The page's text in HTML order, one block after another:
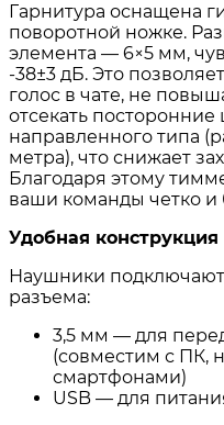
Гарнитура оснащена
поворотной ножке.
элемента — 6×5 мм,
-38±3 дБ. Это
голос в чате, не
отсекать
направленного типа
метра), что снижает
Благодаря этому
ваши команды четко и
Удобная
Наушники
разъема:
3,5 мм — для
(совместим с ПК,
смартфонами)
USB — для